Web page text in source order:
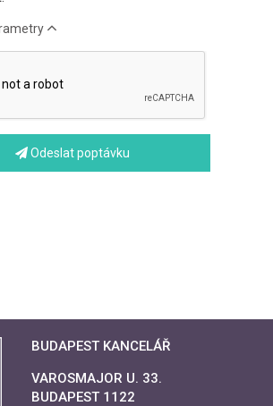
Odeslat poptávku
BUDAPEST KANCELÁŘ
VAROSMAJOR U. 33.
BUDAPEST 1122